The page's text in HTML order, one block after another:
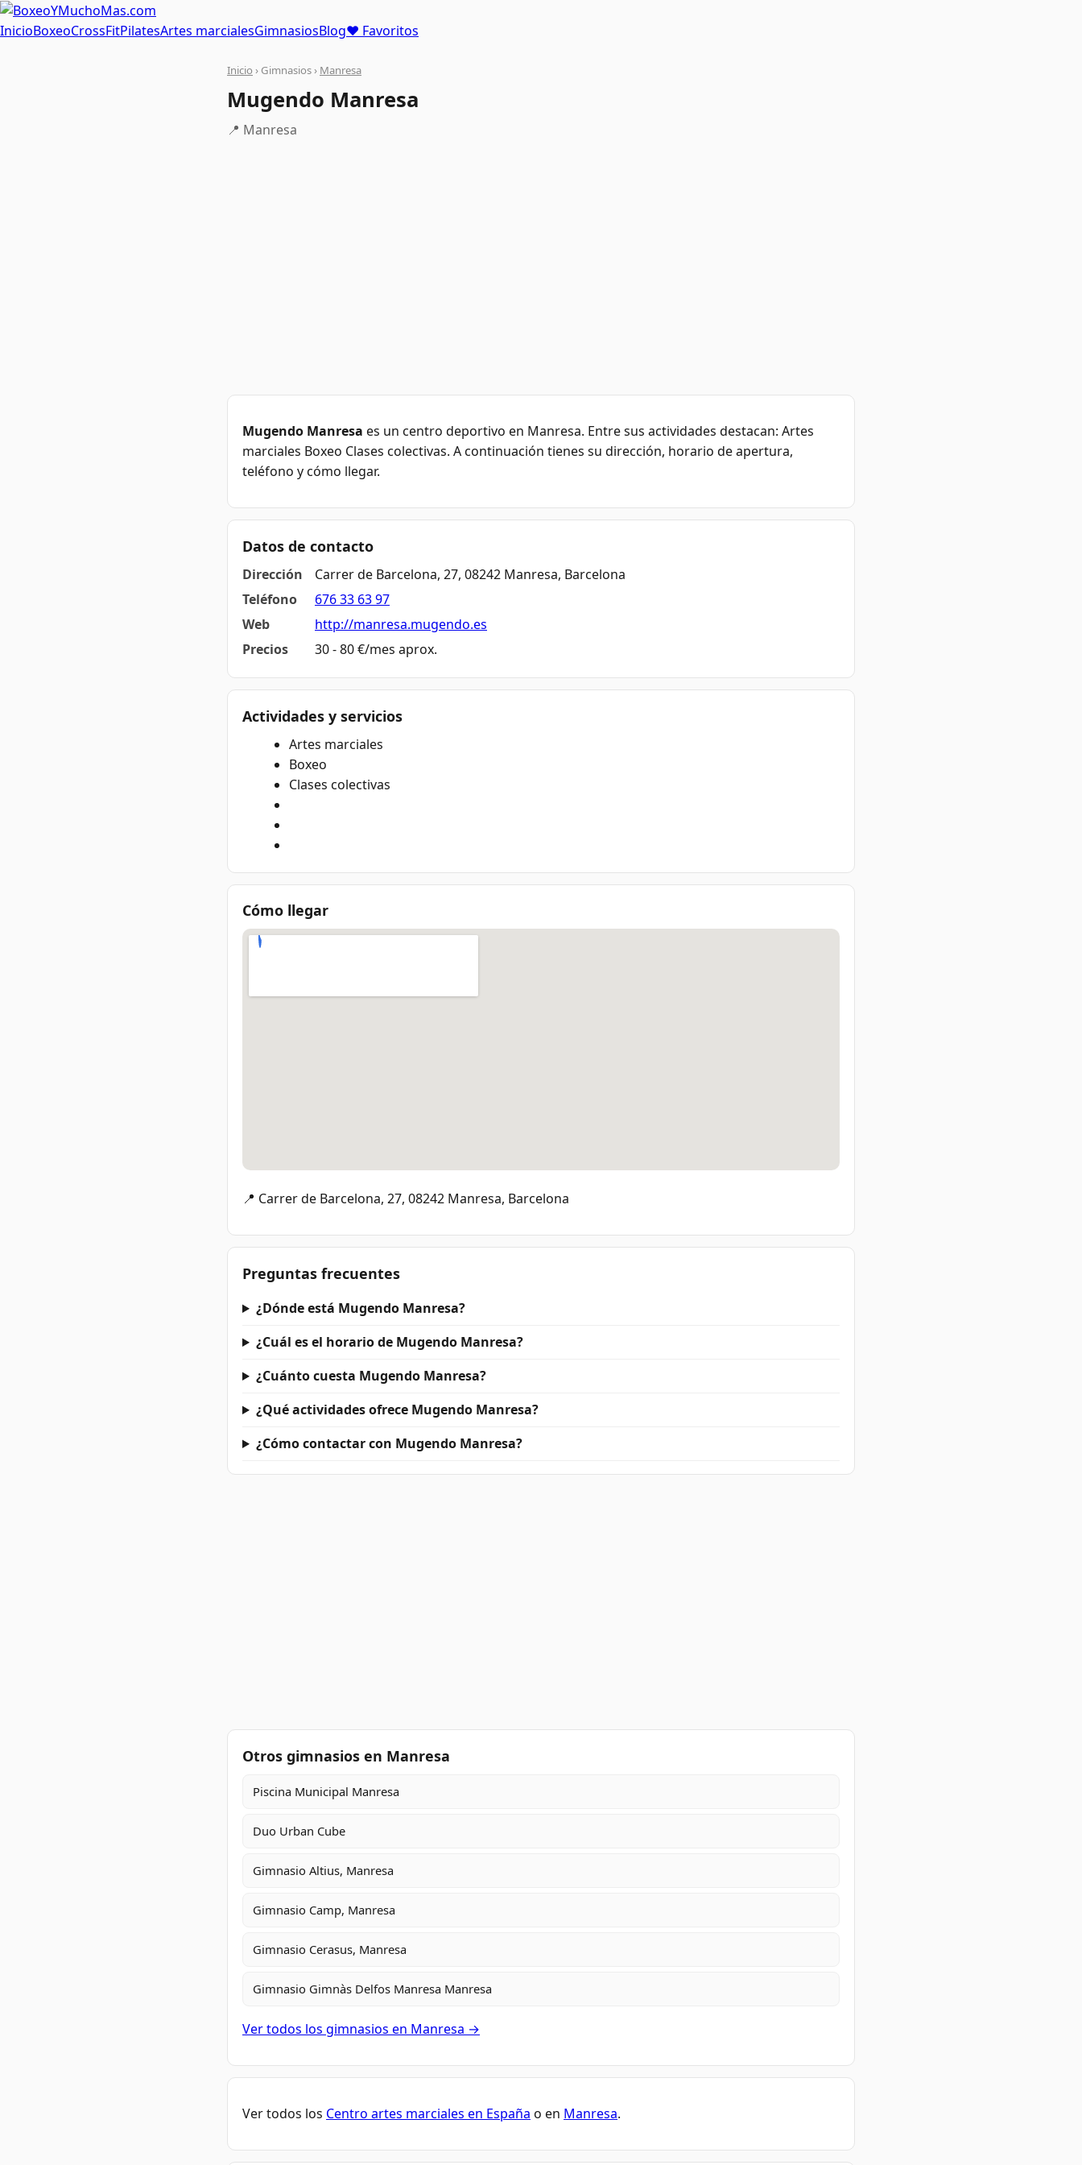
InicioBoxeoCrossFitPilatesArtes marcialesGimnasiosBlog❤ Favoritos
Inicio › Gimnasios › Manresa
Mugendo Manresa
📍 Manresa
Mugendo Manresa es un centro deportivo en Manresa. Entre sus actividades destacan: Artes
marciales Boxeo Clases colectivas. A continuación tienes su dirección, horario de apertura,
teléfono y cómo llegar.
Datos de contacto
Dirección
Carrer de Barcelona, 27, 08242 Manresa, Barcelona
Teléfono
676 33 63 97
Web
http://manresa.mugendo.es
Precios
30 - 80 €/mes aprox.
Actividades y servicios
Artes marciales
Boxeo
Clases colectivas
Cómo llegar
📍 Carrer de Barcelona, 27, 08242 Manresa, Barcelona
Preguntas frecuentes
¿Dónde está Mugendo Manresa?
¿Cuál es el horario de Mugendo Manresa?
¿Cuánto cuesta Mugendo Manresa?
¿Qué actividades ofrece Mugendo Manresa?
¿Cómo contactar con Mugendo Manresa?
Otros gimnasios en Manresa
Piscina Municipal Manresa
Duo Urban Cube
Gimnasio Altius, Manresa
Gimnasio Camp, Manresa
Gimnasio Cerasus, Manresa
Gimnasio Gimnàs Delfos Manresa Manresa
Ver todos los gimnasios en Manresa →
Ver todos los Centro artes marciales en España o en Manresa.